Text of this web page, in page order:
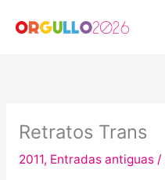
Retratos Trans
2011, Entradas antiguas/